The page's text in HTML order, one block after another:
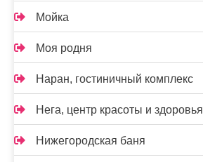
Мойка
Моя родня
Наран, гостиничный комплекс
Нега, центр красоты и здоровья
Нижегородская баня